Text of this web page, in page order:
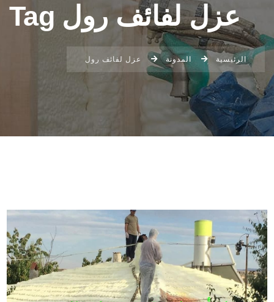
عزل لفائف رول Tag
الرئيسية المدونة عزل لفائف رول